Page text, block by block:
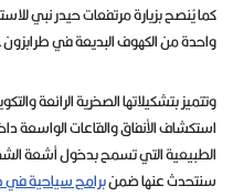
كما يُنصح بزيارة مرتفعات حيدر نبي
واحدة من الكهوف البديعة في طرابزون.
وتتميز بتشكيلاتها الصخرية الرائعة
استكشاف الأنفاق والقاعات الواسعة
الطبيعية التي تسمح بدخول أشعة
سنتحدث عنها ضمنبرامج سياحية في